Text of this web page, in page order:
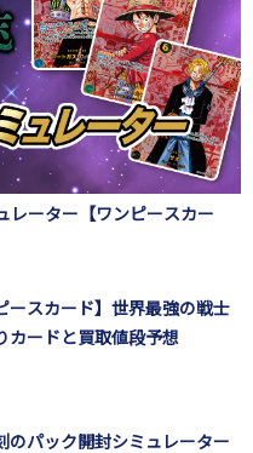
レーター【ワンピースカー
ースカード】世界最強の戦士
カードと買取値段予想
のパック開封シミュレーター